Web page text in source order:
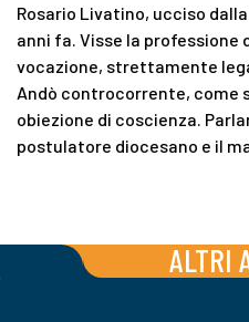
Rosario Livatino, ucciso
anni fa. Visse la professione
vocazione, strettamente
Andò controcorrente, come
obiezione di coscienza.
postulatore diocesano e il
ALTRI